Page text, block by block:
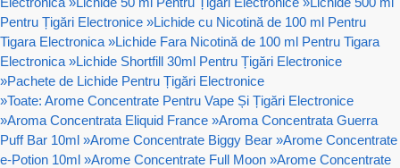
Pentru Țigări Electronice »Lichide cu Nicotină de 100 ml Pentru
Tigara Electronica »Lichide Fara Nicotină de 100 ml Pentru Tigara
Electronica »Lichide Shortfill 30ml Pentru Țigări Electronice
»Pachete de Lichide Pentru Țigări Electronice
»Toate: Arome Concentrate Pentru Vape Și Țigări Electronice
»Aroma Concentrata Eliquid France »Aroma Concentrata Guerra
Puff Bar 10ml »Arome Concentrate Biggy Bear »Arome Concentrate
e-Potion 10ml »Arome Concentrate Full Moon »Arome Concentrate